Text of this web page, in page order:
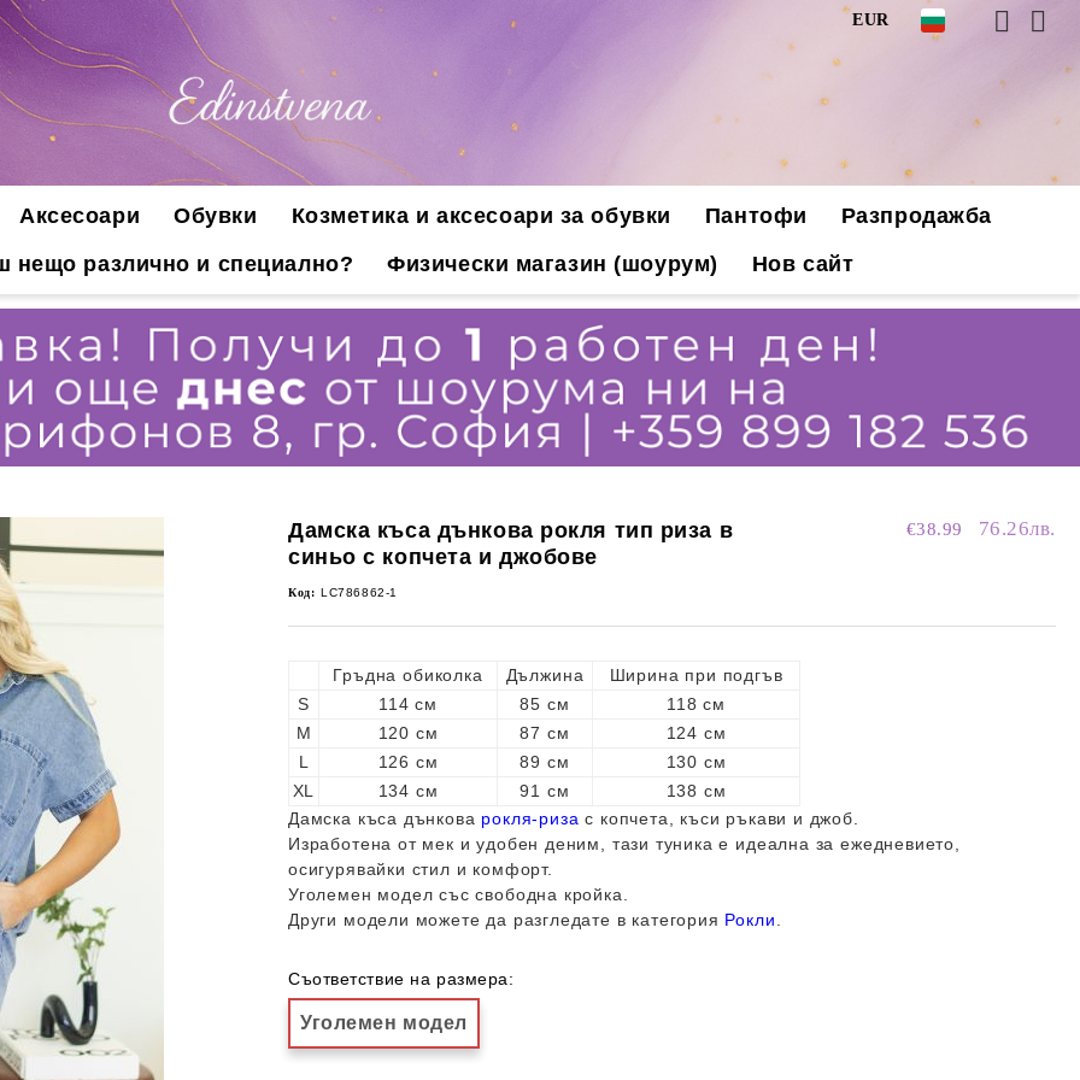
EUR
Аксесоари Обувки Козметика и аксесоари за обувки Пантофи
Разпродажба
нещо различно и специално?
Физически магазин (шоурум) Нов сайт
Дамска къса дънкова рокля тип риза в
синьо с копчета и джобове
€38.99 76.26лв.
Код: LC786862-1
Гръдна обиколка Дължина
Ширина при подгъв
S
114 см 85 см
118 см
M
120 см 87 см
124 см
L
126 см 89 см
130 см
XL
134 см 91 см
138 см
Дамска къса дънкова рокля-риза с копчета, къси ръкави и джоб.
Изработена от мек и удобен деним, тази туника е идеална за ежедневието,
осигурявайки стил и комфорт.
Уголемен модел със свободна кройка.
Други модели можете да разгледате в категория Рокли
Съответствие на размера:
Уголемен модел